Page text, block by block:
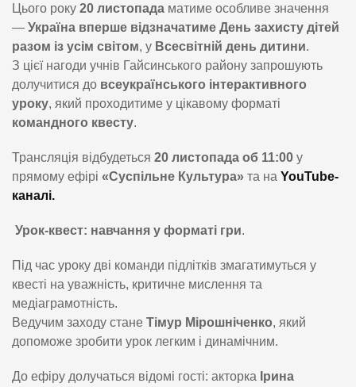
Цього року 20 листопада матиме особливе значення
— Україна вперше відзначатиме День захисту дітей
разом із усім світом, у Всесвітній день дитини.
З цієї нагоди учнів Гайсинського району запрошують
долучитися до всеукраїнського інтерактивного
уроку, який проходитиме у цікавому форматі
командного квесту.
Трансляція відбудеться 20 листопада об 11:00 у
прямому ефірі «Суспільне Культура» та на YouTube-
каналі.
Урок-квест: навчання у форматі гри.
Під час уроку дві команди підлітків змагатимуться у
квесті на уважність, критичне мислення та
медіаграмотність.
Ведучим заходу стане Тімур Мірошніченко, який
допоможе зробити урок легким і динамічним.
До ефіру долучаться відомі гості: акторка Ірина